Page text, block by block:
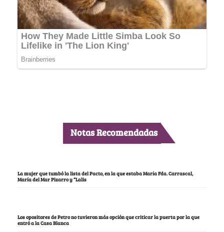
Notas Recomendadas
La mujer que tumbó la lista del Pacto, en la que estaba María Fda. Carrascal,
María del Mar Pizarro y “Lalis
Los opositores de Petro no tuvieron más opción que criticar la puerta por la que
entró a la Casa Blanca